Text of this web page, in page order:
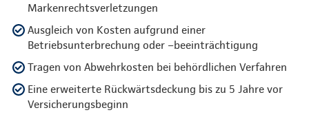
Markenrechtsverletzungen
Ausgleich von Kosten aufgrund einer
Betriebsunterbrechung oder –beeinträchtigung
Tragen von Abwehrkosten bei behördlichen Verfahren
Eine erweiterte Rückwärtsdeckung bis zu 5 Jahre vor
Versicherungsbeginn